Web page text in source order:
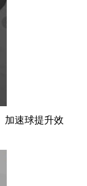
加速球提升效